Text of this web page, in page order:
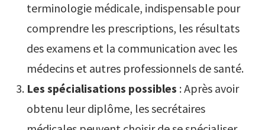
terminologie médicale, indispensable pour
comprendre les prescriptions, les résultats
des examens et la communication avec les
médecins et autres professionnels de santé.
Les spécialisations possibles : Après avoir
obtenu leur diplôme, les secrétaires